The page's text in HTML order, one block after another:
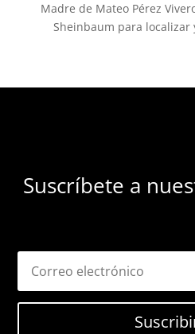
Madre de Mateo Pérez
Sheinbaum para
Suscríbete a